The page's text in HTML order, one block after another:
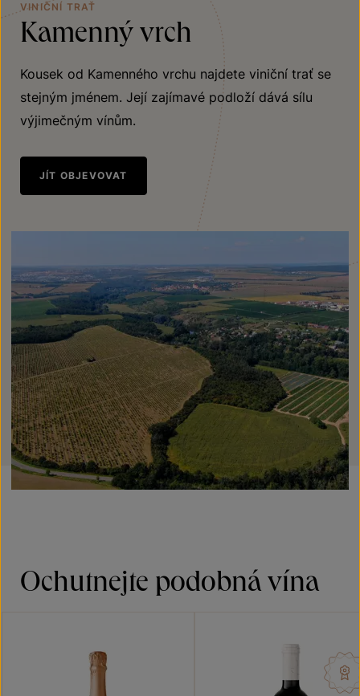
VINIČNÍ TRAŤ
Kamenný vrch
Kousek od Kamenného vrchu najdete viniční trať se
stejným jménem. Její zajímavé podloží dává sílu
výjimečným vínům.
JÍT OBJEVOVAT
Ochutnejte podobná vína